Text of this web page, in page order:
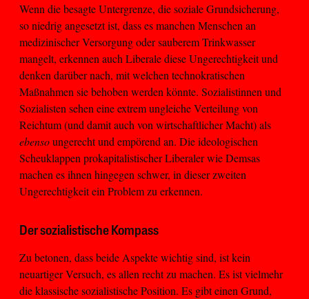
Wenn die besagte Untergrenze, die soziale Grundsicherung,
so niedrig angesetzt ist, dass es manchen Menschen an
medizinischer Versorgung oder sauberem Trinkwasser
mangelt, erkennen auch Liberale diese Ungerechtigkeit und
denken darüber nach, mit welchen technokratischen
Maßnahmen sie behoben werden könnte. Sozialistinnen und
Sozialisten sehen eine extrem ungleiche Verteilung von
Reichtum (und damit auch von wirtschaftlicher Macht) als
ebensoungerecht und empörend an. Die ideologischen
Scheuklappen prokapitalistischer Liberaler wie Demsas
machen es ihnen hingegen schwer, in dieser zweiten
Ungerechtigkeit ein Problem zu erkennen.
Der sozialistische Kompass
Zu betonen, dass beide Aspekte wichtig sind, ist kein
neuartiger Versuch, es allen recht zu machen. Es ist vielmehr
die klassische sozialistische Position. Es gibt einen Grund,